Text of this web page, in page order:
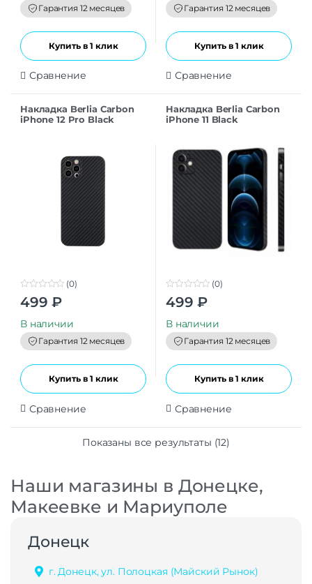
f
5
Гарантия 12 месяцев
Купить в 1 клик
Сравнение
f
5
Гарантия 12 месяцев
Купить в 1 клик
Сравнение
Накладка Berlia Carbon
iPhone 12 Pro Black
o
t
o
f
5
(0)
499 ₽
В наличии
Гарантия 12 месяцев
Купить в 1 клик
Сравнение
Накладка Berlia Carbon
iPhone 11 Black
o
t
o
f
5
(0)
499 ₽
В наличии
Гарантия 12 месяцев
Купить в 1 клик
Сравнение
Показаны все результаты (12)
Наши магазины в Донецке,
Макеевке и Мариуполе
Донецк
г. Донецк, ул. Полоцкая (Майский Рынок)